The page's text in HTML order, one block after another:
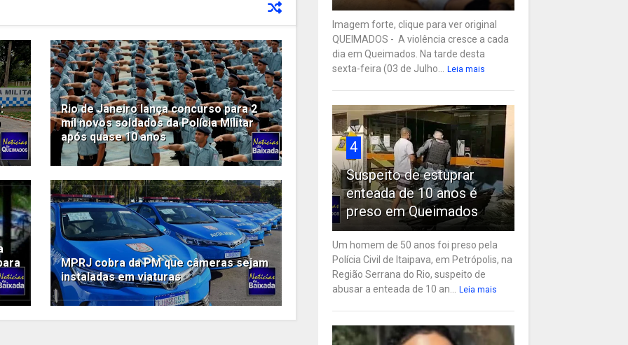
Rio de Janeiro lança concurso para 2
mil novos soldados da Polícia Militar
após quase 10 anos
MPRJ cobra da PM que câmeras sejam
instaladas em viaturas
Imagem forte, clique para ver original
QUEIMADOS - A violência cresce a cada
dia em Queimados. Na tarde desta
sexta-feira (03 de Julho...
Leia mais
4
Suspeito de estuprar
enteada de 10 anos é
preso em Queimados
Um homem de 50 anos foi preso pela
Polícia Civil de Itaipava, em Petrópolis, na
Região Serrana do Rio, suspeito de
abusar a enteada de 10 an...
Leia mais